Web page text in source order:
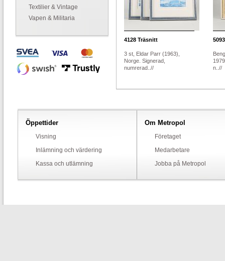
Textilier & Vintage
Vapen & Militaria
4128 Träsnitt
3 st, Eldar Parr (1963),
Norge. Signerad,
numrerad..//
5093
n..//
Öppettider
Visning
Inlämning och värdering
Kassa och utlämning
Om Metropol
Företaget
Medarbetare
Jobba på Metropol